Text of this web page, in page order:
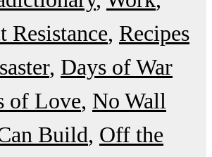
Resistance Recipes
Days of War
of Love No Wall
Build Off the